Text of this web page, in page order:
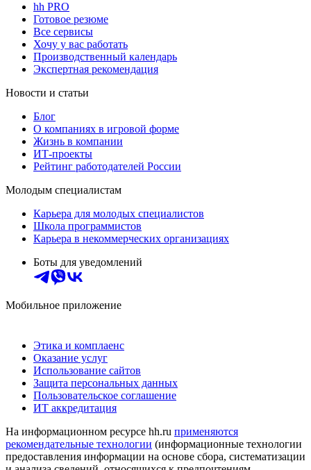
hh PRO
Готовое резюме
Все сервисы
Хочу у вас работать
Производственный календарь
Экспертная рекомендация
Новости и статьи
Блог
О компаниях в игровой форме
Жизнь в компании
ИТ-проекты
Рейтинг работодателей России
Молодым специалистам
Карьера для молодых специалистов
Школа программистов
Карьера в некоммерческих организациях
Боты для уведомлений
Мобильное приложение
Этика и комплаенс
Оказание услуг
Использование сайтов
Защита персональных данных
Пользовательское соглашение
ИТ аккредитация
На информационном ресурсе hh.ru применяются
рекомендательные технологии (информационные технологии
предоставления информации на основе сбора, систематизации